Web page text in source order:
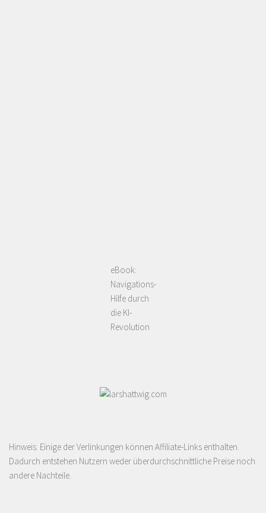
eBook:
Navigations-
Hilfe durch
die KI-
Revolution
Hinweis: Einige der Verlinkungen können Affiliate-Links enthalten.
Dadurch entstehen Nutzern weder überdurchschnittliche Preise noch
andere Nachteile.